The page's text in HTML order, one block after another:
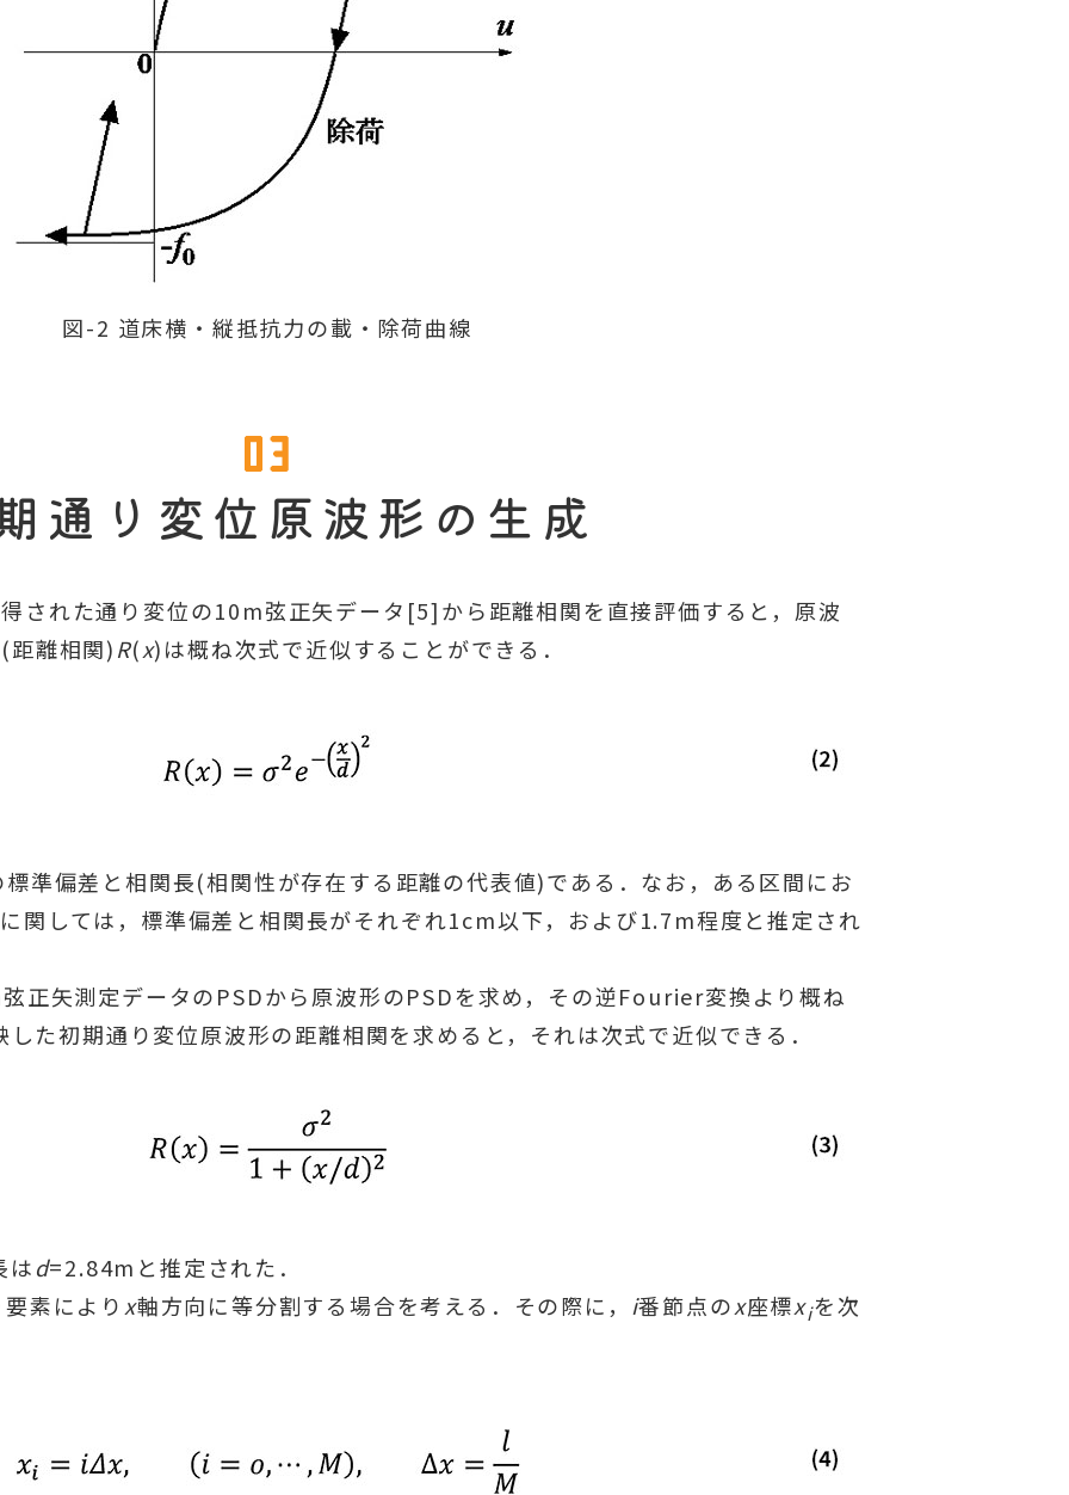
図-2 道床横・縦抵抗力の載・除荷曲線
通り変位原波形の生成
された通り変位の10m弦正矢データ[5]から距離相関を直接評価すると，原波
距離相関)R(x)は概ね次式で近似することができる．
準偏差と相関長(相関性が存在する距離の代表値)である．なお，ある区間にお
関しては，標準偏差と相関長がそれぞれ1cm以下，および1.7m程度と推定され
正矢測定データのPSDから原波形のPSDを求め，その逆Fourier変換より概ね
た初期通り変位原波形の距離相関を求めると，それは次式で近似できる．
はd=2.84mと推定された．
素により x軸方向に等分割する場合を考える．その際に， i番節点のx座標xiを次